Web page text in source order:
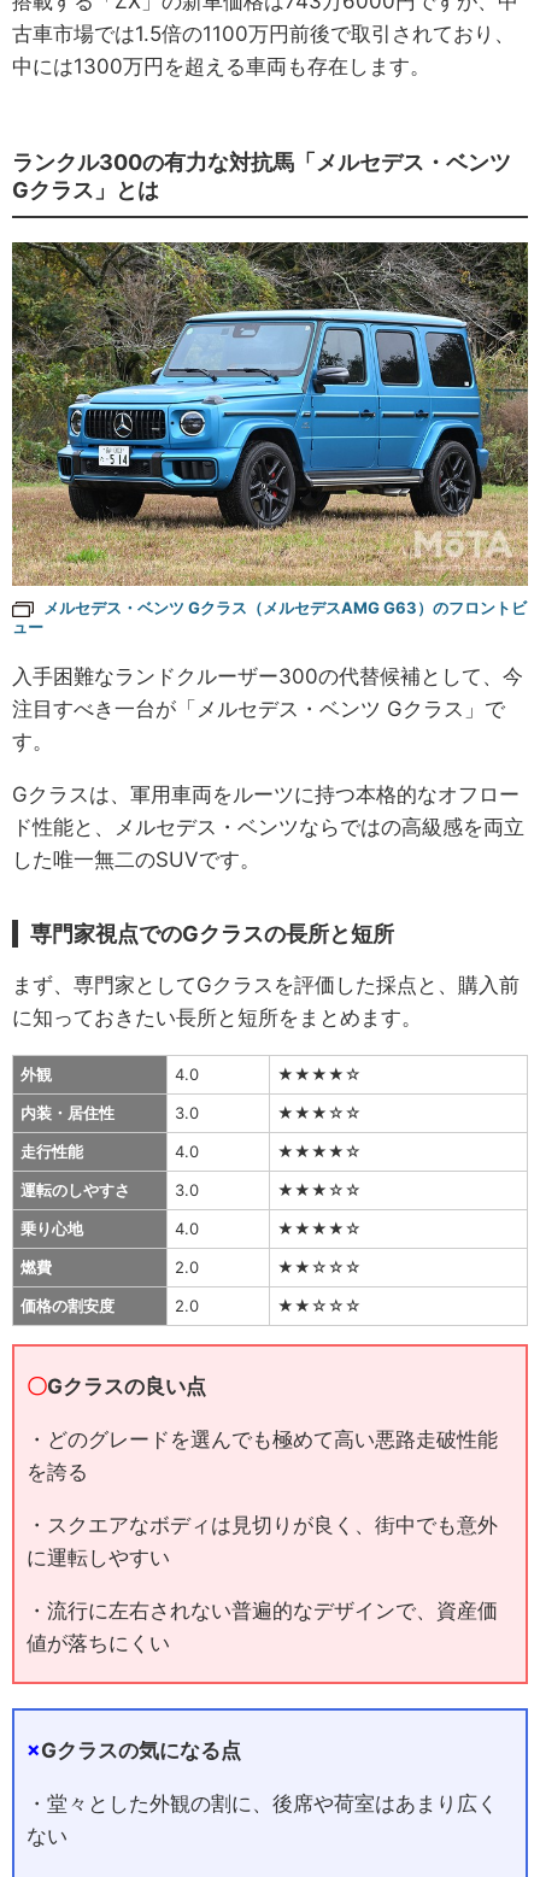
古車市場では1.5倍の1100万円前後で取引されており、
中には1300万円を超える車両も存在します。
ランクル300の有力な対抗馬「メルセデス・ベンツ
Gクラス」とは
メルセデス・ベンツ Gクラス（メルセデスAMG G63）のフロントビ
ュー
入手困難なランドクルーザー300の代替候補として、今
注目すべき一台が「メルセデス・ベンツ Gクラス」で
す。
Gクラスは、軍用車両をルーツに持つ本格的なオフロー
ド性能と、メルセデス・ベンツならではの高級感を両立
した唯一無二のSUVです。
専門家視点でのGクラスの長所と短所
まず、専門家としてGクラスを評価した採点と、購入前
に知っておきたい長所と短所をまとめます。
外観 4.0
★★★★☆
内装・居住性
3.0
★★★☆☆
走行性能
4.0
★★★★☆
運転のしやすさ
3.0
★★★☆☆
乗り心地
4.0
★★★★☆
燃費
2.0
★★☆☆☆
価格の割安度
2.0 ★★☆☆☆
〇Gクラスの良い点
・どのグレードを選んでも極めて高い悪路走破性能
を誇る
・スクエアなボディは見切りが良く、街中でも意外
に運転しやすい
・流行に左右されない普遍的なデザインで、資産価
値が落ちにくい
×Gクラスの気になる点
・堂々とした外観の割に、後席や荷室はあまり広く
ない